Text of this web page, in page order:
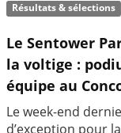
Résultats & sélections
Le Sentower
la voltige :
équipe au
Le week-end
d’exception pour